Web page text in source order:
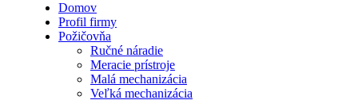
Domov
Profil firmy
Požičovňa
Ručné náradie
Meracie prístroje
Malá mechanizácia
Veľká mechanizácia